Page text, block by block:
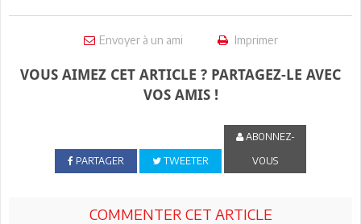
Envoyer à un ami Imprimer
VOUS AIMEZ CET ARTICLE ? PARTAGEZ-LE AVEC
VOS AMIS !
PARTAGER TWEETER
ABONNEZ-
VOUS
COMMENTER CET ARTICLE